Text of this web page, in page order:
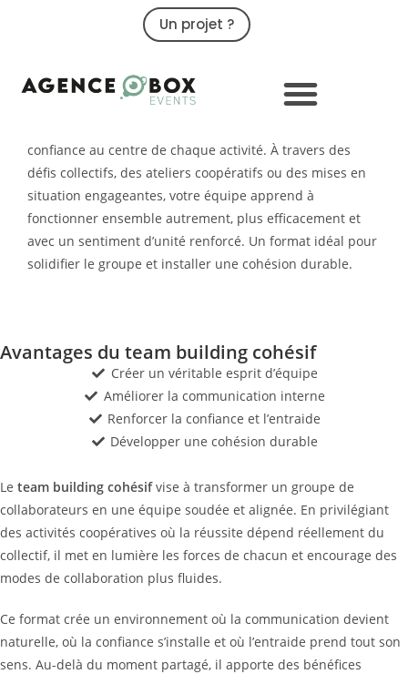
Un projet ?
Organisation de votre team
Misez sur une expérience pensée pour resserrer les liens
et créer une dynamique collective forte. Le team building
confiance au centre de chaque activité. À travers des
défis collectifs, des ateliers coopératifs ou des mises en
situation engageantes, votre équipe apprend à
fonctionner ensemble autrement, plus efficacement et
avec un sentiment d’unité renforcé. Un format idéal pour
solidifier le groupe et installer une cohésion durable.
Avantages du team building cohésif
Créer un véritable esprit d’équipe
Améliorer la communication interne
Renforcer la confiance et l’entraide
Développer une cohésion durable
Le team building cohésifvise à transformer un groupe de
collaborateurs en une équipe soudée et alignée. En privilégiant
des activités coopératives où la réussite dépend réellement du
collectif, il met en lumière les forces de chacun et encourage des
modes de collaboration plus fluides.
Ce format crée un environnement où la communication devient
naturelle, où la confiance s’installe et où l’entraide prend tout son
sens. Au-delà du moment partagé, il apporte des bénéfices